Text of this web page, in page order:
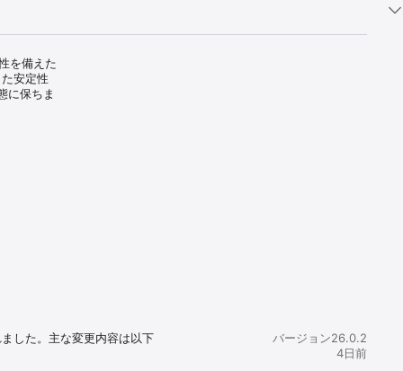
を備えた
安定性
に保ちま
ォーム
からそ
ン
した。主な変更内容は以下
バージョン26.0.2
4日前